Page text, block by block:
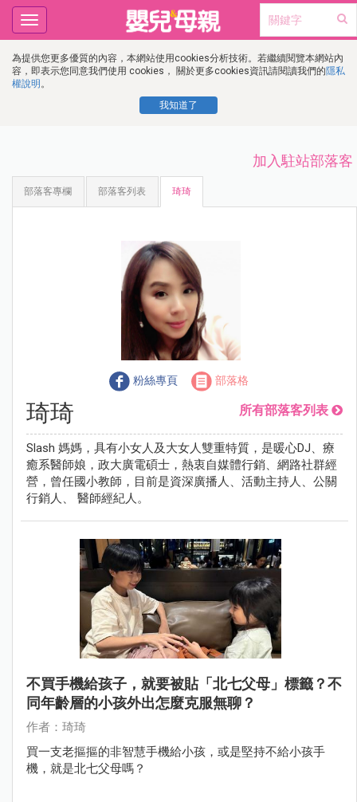
為提供您更多優質的內容，本網站使用cookies分析技術。若繼續閱覽本網站內
容，即表示您同意我們使用 cookies， 關於更多cookies資訊請閱讀我們的隱私
權說明 。
我知道了
Toggle
navigation
加入駐站部落客
部落客專欄 部落客列表 琦琦
粉絲專頁 部落格
琦琦 所有部落客列表
Slash 媽媽，具有小女人及大女人雙重特質，是暖心DJ、療
癒系醫師娘，政大廣電碩士，熱衷自媒體行銷、網路社群經
營，曾任國小教師，目前是資深廣播人、活動主持人、公關
行銷人、 醫師經紀人。
不買手機給孩子，就要被貼「北七父母」標籤？不
同年齡層的小孩外出怎麼克服無聊？
作者：琦琦
買一支老摳摳的非智慧手機給小孩，或是堅持不給小孩手
機，就是北七父母嗎？